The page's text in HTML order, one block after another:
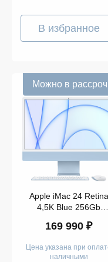
ещё
Модель
4,5K
Показать
В избранное
Можно в
Apple iMac 24 Retina
4,5K Blue 256Gb
169 990 ₽
Цена указана при
наличными